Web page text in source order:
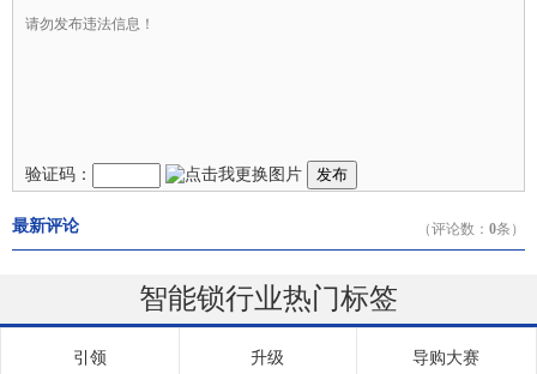
验证码： 发布
最新评论 （评论数： 0条）
智能锁行业热门标签
引领 升级 导购大赛